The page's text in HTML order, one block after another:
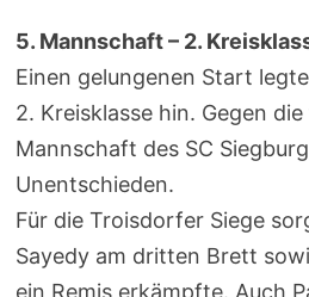
5. Mannschaft – 2.
Einen gelungenen Start
2. Kreisklasse hin. Gegen
Mannschaft des SC
Unentschieden.
Für die Troisdorfer Siege
Sayedy am dritten Brett
ein Remis erkämpfte. Auch